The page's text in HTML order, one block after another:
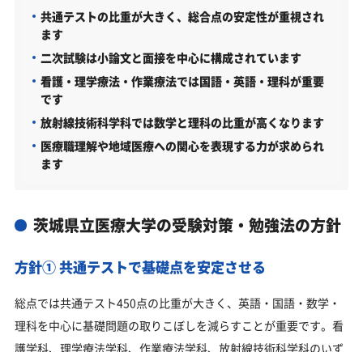
共通テストの比重が大きく、総合点の安定性が重視され
ます
二次試験は小論文と面接を中心に構成されています
看護・理学療法・作業療法では国語・英語・理科が重要
です
放射線技術科学科では数学と理科の比重が高くなります
医療職理解や地域医療への関心を表現する力が求められ
ます
茨城県立医療大学の受験対策・勉強法の方針
方針① 共通テストで基礎点を安定させる
総点では共通テスト450点の比重が大きく、英語・国語・数学・
理科を中心に基礎問題の取りこぼしを減らすことが重要です。看
護学科、理学療法学科、作業療法学科、放射線技術科学科のいず